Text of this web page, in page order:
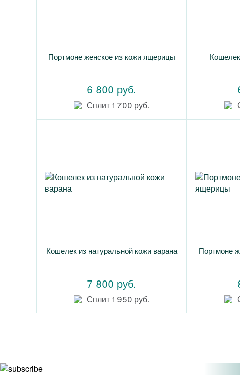
Портмоне женское из кожи ящерицы
6 800 руб.
Сплит 1 700 руб.
Кошелек из натуральной кожи варана
7 800 руб.
Сплит 1 950 руб.
Портмоне